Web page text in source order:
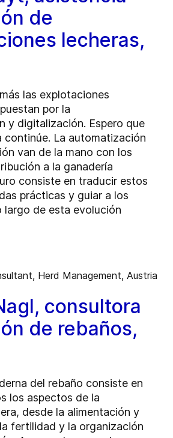
de
lecheras,
las explotaciones
por la
y digitalización. Espero que
continúe. La automatización
van de la mano con los
a la ganadería
consiste en traducir estos
prácticas y guiar a los
largo de esta evolución
consultora
de rebaños,
del rebaño consiste en
los aspectos de la
desde la alimentación y
fertilidad y la organización